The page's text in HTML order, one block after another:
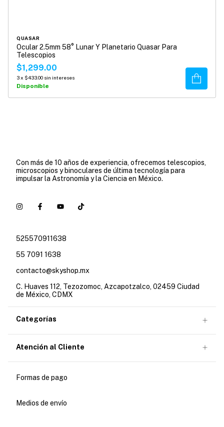
QUASAR
Ocular 2.5mm 58° Lunar Y Planetario Quasar Para
Telescopios
$1,299.00
3x $433.00 sin intereses
Disponible
Comprar
Con más de 10 años de experiencia, ofrecemos telescopios,
microscopios y binoculares de última tecnología para
impulsar la Astronomía y la Ciencia en México.
525570911638
55 7091 1638
contacto@skyshop.mx
C. Huaves 112, Tezozomoc, Azcapotzalco, 02459 Ciudad
de México, CDMX
Categorías
Atención al Cliente
Formas de pago
Medios de envío